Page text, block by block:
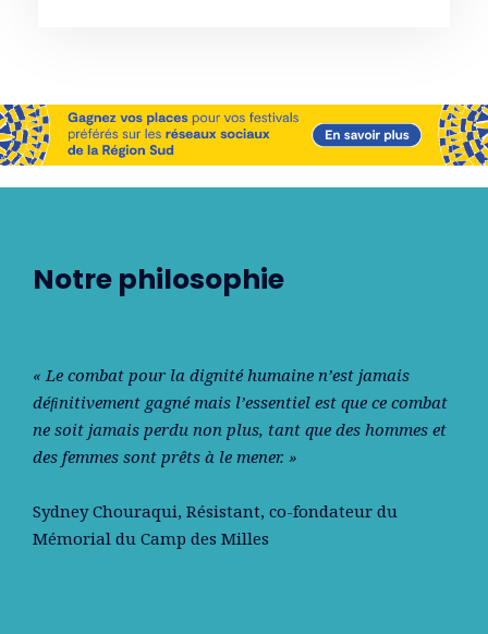
Notre philosophie
« Le combat pour la dignité humaine n’est jamais
déﬁnitivement gagné mais l’essentiel est que ce combat
ne soit jamais perdu non plus, tant que des hommes et
des femmes sont prêts à le mener. »
Sydney Chouraqui, Résistant, co-fondateur du
Mémorial du Camp des Milles